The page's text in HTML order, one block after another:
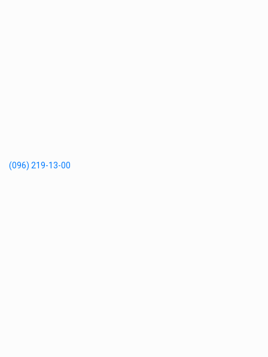
(096) 219-13-00